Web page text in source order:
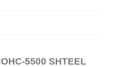
5500 SHTEEL